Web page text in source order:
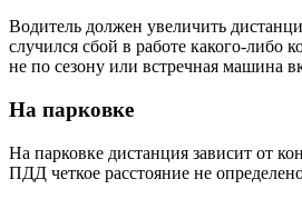
Водитель должен увеличить
случился сбой в работе какого-либо
не по сезону или встречная машина
На парковке
На парковке дистанция зависит от
ПДД четкое расстояние не